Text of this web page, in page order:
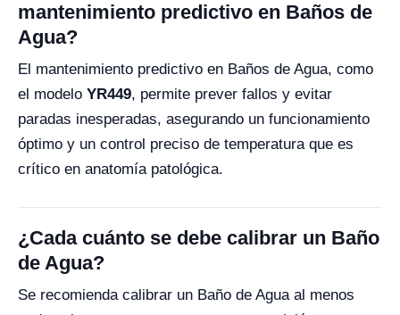
mantenimiento predictivo en Baños de
Agua?
El mantenimiento predictivo en Baños de Agua, como
el modelo YR449, permite prever fallos y evitar
paradas inesperadas, asegurando un funcionamiento
óptimo y un control preciso de temperatura que es
crítico en anatomía patológica.
¿Cada cuánto se debe calibrar un Baño
de Agua?
Se recomienda calibrar un Baño de Agua al menos